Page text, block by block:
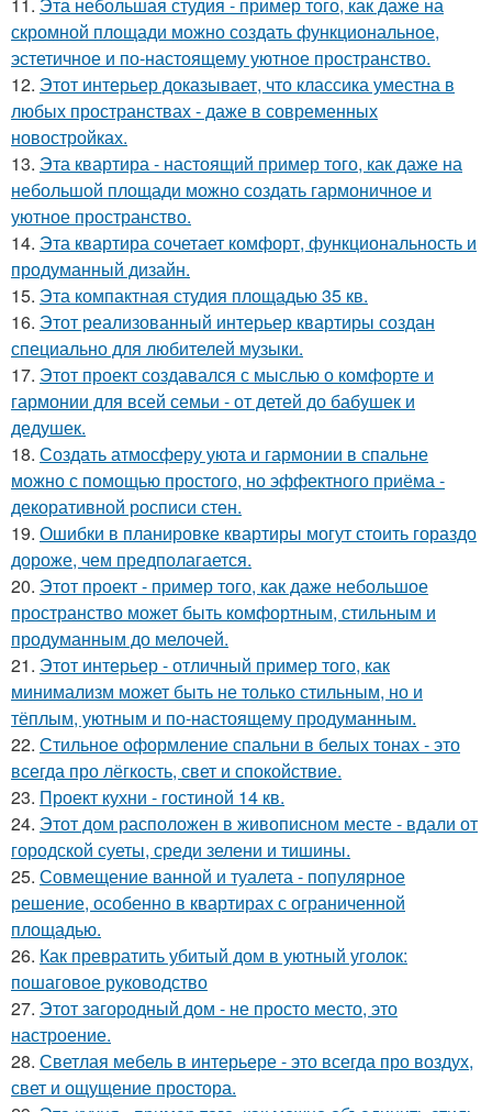
скромной площади можно создать функциональное,
эстетичное и по-настоящему уютное пространство.
12. Этот интерьер доказывает, что классика уместна в
любых пространствах - даже в современных
новостройках.
13. Эта квартира - настоящий пример того, как даже на
небольшой площади можно создать гармоничное и
уютное пространство.
14. Эта квартира сочетает комфорт, функциональность и
продуманный дизайн.
15. Эта компактная студия площадью 35 кв.
16. Этот реализованный интерьер квартиры создан
специально для любителей музыки.
17. Этот проект создавался с мыслью о комфорте и
гармонии для всей семьи - от детей до бабушек и
дедушек.
18. Создать атмосферу уюта и гармонии в спальне
можно с помощью простого, но эффектного приёма -
декоративной росписи стен.
19. Ошибки в планировке квартиры могут стоить гораздо
дороже, чем предполагается.
20. Этот проект - пример того, как даже небольшое
пространство может быть комфортным, стильным и
продуманным до мелочей.
21. Этот интерьер - отличный пример того, как
минимализм может быть не только стильным, но и
тёплым, уютным и по-настоящему продуманным.
22. Стильное оформление спальни в белых тонах - это
всегда про лёгкость, свет и спокойствие.
23. Проект кухни - гостиной 14 кв.
24. Этот дом расположен в живописном месте - вдали от
городской суеты, среди зелени и тишины.
25. Совмещение ванной и туалета - популярное
решение, особенно в квартирах с ограниченной
площадью.
26. Как превратить убитый дом в уютный уголок:
пошаговое руководство
27. Этот загородный дом - не просто место, это
настроение.
28. Светлая мебель в интерьере - это всегда про воздух,
свет и ощущение простора.